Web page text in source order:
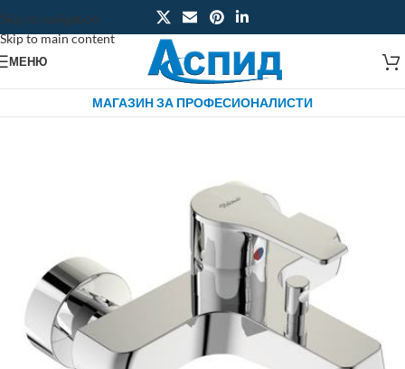
Skip to navigation
Skip to main content
МЕНЮ
МАГАЗИН ЗА ПРОФЕСИОНАЛИСТИ